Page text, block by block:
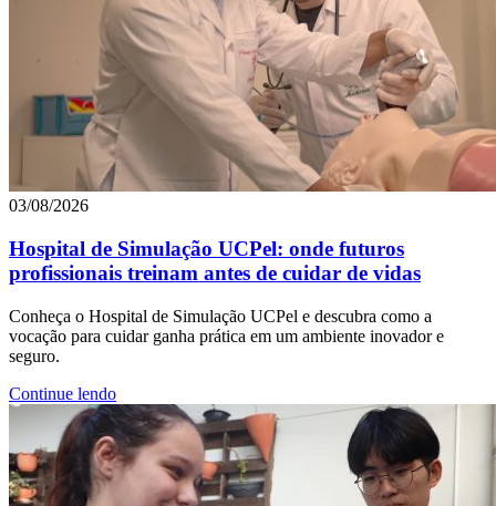
03/08/2026
Hospital de Simulação UCPel: onde futuros
profissionais treinam antes de cuidar de vidas
Conheça o Hospital de Simulação UCPel e descubra como a
vocação para cuidar ganha prática em um ambiente inovador e
seguro.
Continue lendo